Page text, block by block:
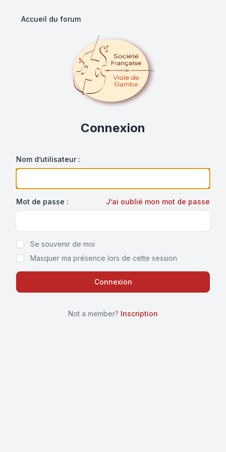
Accueil du forum
Connexion
Nom d’utilisateur :
Mot de passe : J’ai oublié mon mot de passe
Se souvenir de moi
Masquer ma présence lors de cette session
Not a member? Inscription